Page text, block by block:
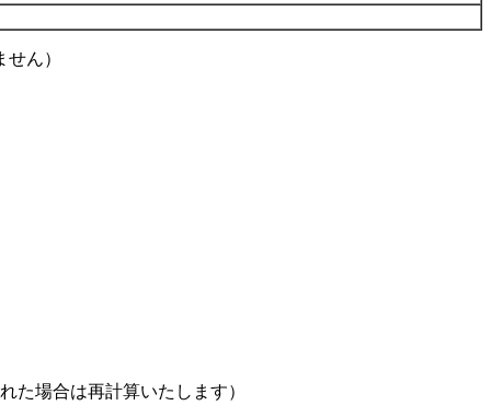
ん）
た場合は再計算いたします）